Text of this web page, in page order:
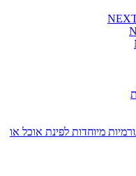
מיוחדות לפינת אוכל או